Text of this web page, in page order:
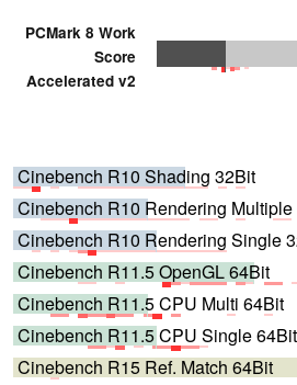
PCMark 8 Work
Score
Accelerated v2
Cinebench R10 Shading 32Bit
Cinebench R10 Rendering
Cinebench R10 Rendering Single
Cinebench R11.5 OpenGL 64Bit
Cinebench R11.5 CPU Multi 64Bit
Cinebench R11.5 CPU Single 64Bit
Cinebench R15 Ref. Match 64Bit